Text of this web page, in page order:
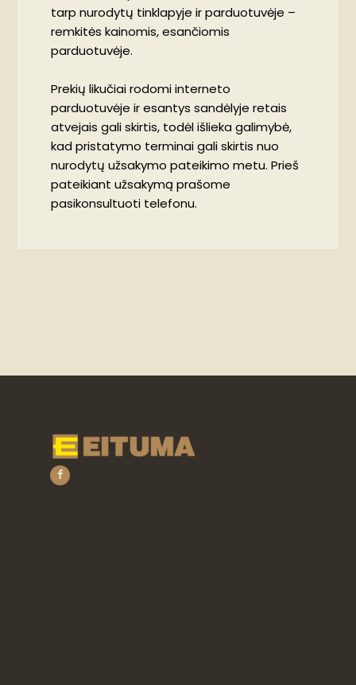
tarp nurodytų tinklapyje ir parduotuvėje –
remkitės kainomis, esančiomis
parduotuvėje.
Prekių likučiai rodomi interneto
parduotuvėje ir esantys sandėlyje retais
atvejais gali skirtis, todėl išlieka galimybė,
kad pristatymo terminai gali skirtis nuo
nurodytų užsakymo pateikimo metu. Prieš
pateikiant užsakymą prašome
pasikonsultuoti telefonu.